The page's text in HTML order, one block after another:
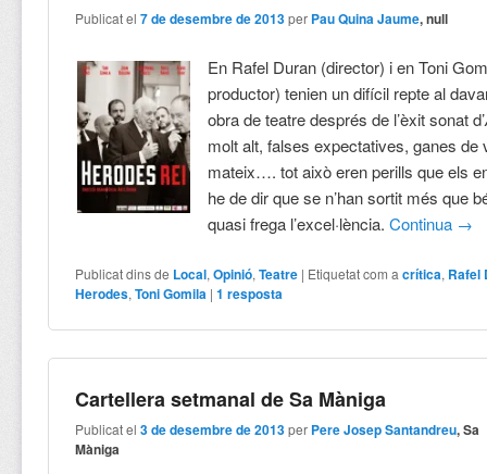
Publicat el7 de desembre de 2013 per Pau Quina Jaume, null
En Rafel Duran (director) i en Toni
productor) tenien un difícil repte al
obra de teatre després de l’èxit sonat d’
molt alt, falses expectatives, ganes de
mateix…. tot això eren perills que els
he de dir que se n’han sortit més que
quasi frega l’excel·lència.Continua →
Publicat dins de Local,Opinió,Teatre | Etiquetat com a crítica, Rafel
Herodes,Toni Gomila |1 resposta
Cartellera setmanal de Sa Màniga
Publicat el3 de desembre de 2013 per Pere Josep Santandreu, Sa
Màniga